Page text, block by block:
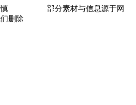
部分素材与信息源于网
删除